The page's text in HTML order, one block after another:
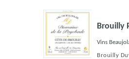
Brouilly
Vins
Brouilly